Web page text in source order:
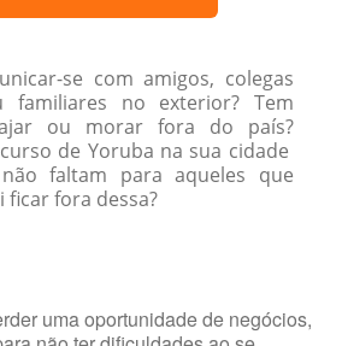
se com amigos, colegas
familiares no exterior? Tem
ou morar fora do país?
de Yoruba na sua cidade
faltam para aqueles que
ficar fora dessa?
uma oportunidade de negócios,